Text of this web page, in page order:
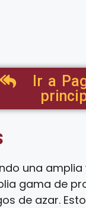
Ir a
una amplia
gama de
de azar.